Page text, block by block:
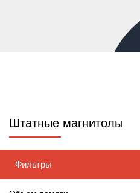
Штатные магнитолы
Фильтры